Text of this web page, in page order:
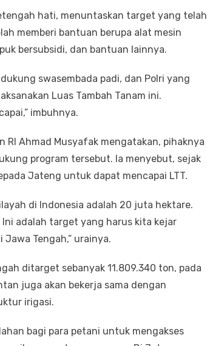
hati, menuntaskan target yang telah
memberi bantuan berupa alat mesin
bersubsidi, dan bantuan lainnya.
swasembada padi, dan Polri yang
Luas Tambah Tanam ini.
imbuhnya.
RI Ahmad Musyafak mengatakan, pihaknya
program tersebut. Ia menyebut, sejak
Jateng untuk dapat mencapai LTT.
di Indonesia adalah 20 juta hektare.
adalah target yang harus kita kejar
Tengah,” urainya.
ditarget sebanyak 11.809.340 ton, pada
juga akan bekerja sama dengan
irigasi.
bagi para petani untuk mengakses